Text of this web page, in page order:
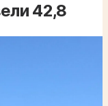
42,8